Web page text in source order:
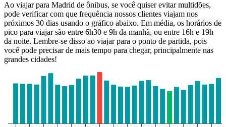
Ao viajar para Madrid de ônibus, se você quiser evitar multidões,
pode verificar com que frequência nossos clientes viajam nos
próximos 30 dias usando o gráfico abaixo. Em média, os horários de
pico para viajar são entre 6h30 e 9h da manhã, ou entre 16h e 19h
da noite. Lembre-se disso ao viajar para o ponto de partida, pois
você pode precisar de mais tempo para chegar, principalmente nas
grandes cidades!